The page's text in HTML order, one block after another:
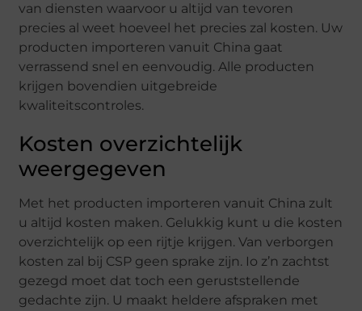
van diensten waarvoor u altijd van tevoren
precies al weet hoeveel het precies zal kosten. Uw
producten importeren vanuit China gaat
verrassend snel en eenvoudig. Alle producten
krijgen bovendien uitgebreide
kwaliteitscontroles.
Kosten overzichtelijk
weergegeven
Met het producten importeren vanuit China zult
u altijd kosten maken. Gelukkig kunt u die kosten
overzichtelijk op een rijtje krijgen. Van verborgen
kosten zal bij CSP geen sprake zijn. Io z’n zachtst
gezegd moet dat toch een geruststellende
gedachte zijn. U maakt heldere afspraken met